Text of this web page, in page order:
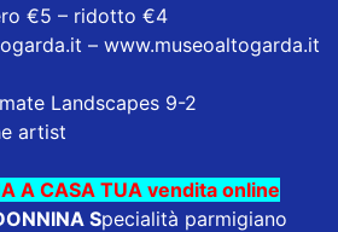
€5 – ridotto €4
– www.museoaltogarda.it
Landscapes 9-2
artist
A CASA TUA vendita online
Specialità parmigiano